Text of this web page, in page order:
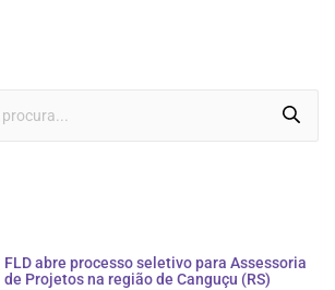
FLD abre processo seletivo para Assessoria
de Projetos na região de Canguçu (RS)